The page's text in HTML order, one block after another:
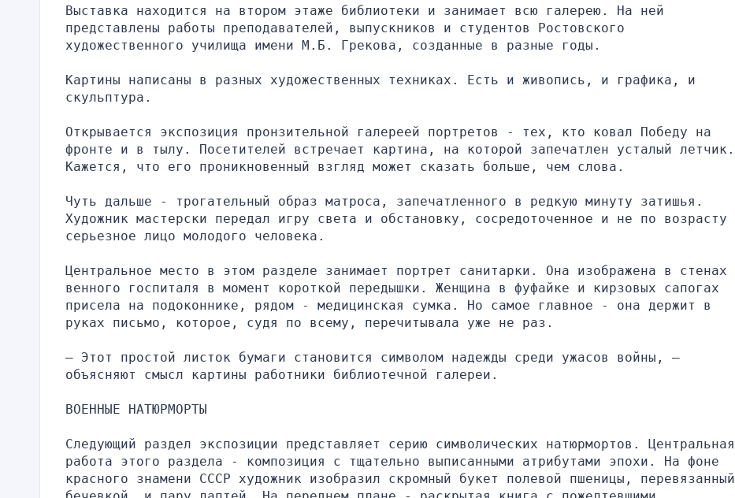
Выставка находится на втором этаже библиотеки и занимает всю галерею. На ней
представлены работы преподавателей, выпускников и студентов Ростовского
художественного училища имени М.Б. Грекова, созданные в разные годы.
Картины написаны в разных художественных техниках. Есть и живопись, и графика, и
скульптура.
Открывается экспозиция пронзительной галереей портретов - тех, кто ковал Победу на
фронте и в тылу. Посетителей встречает картина, на которой запечатлен усталый летчик.
Кажется, что его проникновенный взгляд может сказать больше, чем слова.
Чуть дальше - трогательный образ матроса, запечатленного в редкую минуту затишья.
Художник мастерски передал игру света и обстановку, сосредоточенное и не по возрасту
серьезное лицо молодого человека.
Центральное место в этом разделе занимает портрет санитарки. Она изображена в стенах
венного госпиталя в момент короткой передышки. Женщина в фуфайке и кирзовых сапогах
присела на подоконнике, рядом - медицинская сумка. Но самое главное - она держит в
руках письмо, которое, судя по всему, перечитывала уже не раз.
– Этот простой листок бумаги становится символом надежды среди ужасов войны, –
объясняют смысл картины работники библиотечной галереи.
ВОЕННЫЕ НАТЮРМОРТЫ
Следующий раздел экспозиции представляет серию символических натюрмортов. Центральная
работа этого раздела - композиция с тщательно выписанными атрибутами эпохи. На фоне
красного знамени СССР художник изобразил скромный букет полевой пшеницы, перевязанный